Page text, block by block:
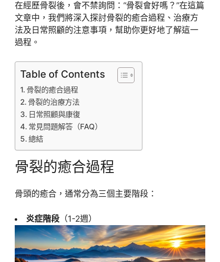
在經歷骨裂後，會不禁詢問：“骨裂會好嗎？”在這篇
文章中，我們將深入探討骨裂的癒合過程、治療方
法及日常照顧的注意事項，幫助你更好地了解這一
過程。
Table of Contents
骨裂的癒合過程
骨裂的治療方法
日常照顧與康復
常見問題解答（FAQ）
總結
骨裂的癒合過程
骨頭的癒合，通常分為三個主要階段：
炎症階段 （1-2週）